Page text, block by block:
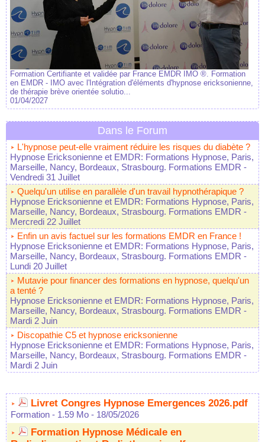
Formation Certifiante et validée par France EMDR IMO ®. Formation
en EMDR - IMO avec l'Intégration d'éléments d'hypnose ericksonienne,
de thérapie brève orientée solutio...
01/04/2027
Dans le Forum
L'hypnose peut-elle vraiment réduire les risques du diabète ?
Hypnose Ericksonienne et EMDR: Formations Hypnose, Paris,
Marseille, Nancy, Bordeaux, Strasbourg. Formations EMDR -
Vendredi 31 Juillet
Quelqu'un utilise en parallèle d'un travail hypnothérapique ?
Hypnose Ericksonienne et EMDR: Formations Hypnose, Paris,
Marseille, Nancy, Bordeaux, Strasbourg. Formations EMDR -
Mercredi 22 Juillet
Enfin un avis factuel sur les formations EMDR en France !
Hypnose Ericksonienne et EMDR: Formations Hypnose, Paris,
Marseille, Nancy, Bordeaux, Strasbourg. Formations EMDR -
Lundi 20 Juillet
Mutavie pour financer des formations en hypnose, quelqu'un
a tenté ?
Hypnose Ericksonienne et EMDR: Formations Hypnose, Paris,
Marseille, Nancy, Bordeaux, Strasbourg. Formations EMDR -
Mardi 2 Juin
Discopathie C5 et hypnose ericksonienne
Hypnose Ericksonienne et EMDR: Formations Hypnose, Paris,
Marseille, Nancy, Bordeaux, Strasbourg. Formations EMDR -
Mardi 2 Juin
Livret Congres Hypnose Emergences 2026.pdf
Formation - 1.59 Mo - 18/05/2026
Formation Hypnose Médicale en